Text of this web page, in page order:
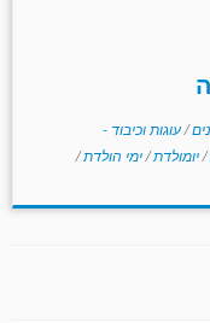
/עוגות וכיבוד -
/יומולדת/ימי הולדת/